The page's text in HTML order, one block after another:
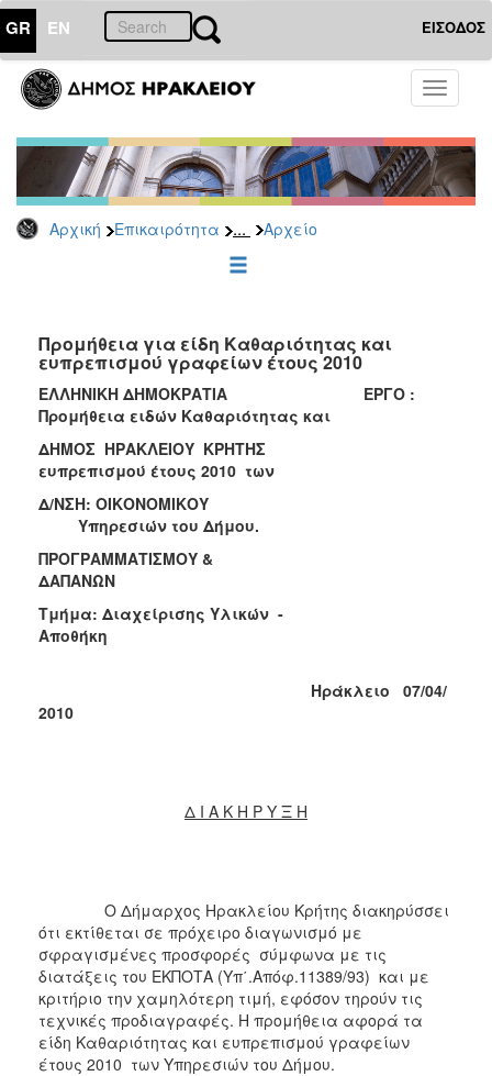
GR EN ΕΙΣΟΔΟΣ
Toggle
Αρχική Επικαιρότητα ... Αρχείο
ΕΠΙΚΑΙΡΟΤΗΤΑ
-
Δημοπρασίες
Αρχείο
2026
2022
2021
2020
2019
2018
2017
2016
2013
Προμήθεια για είδη Καθαριότητας και
ευπρεπισμού γραφείων έτους 2010
ΕΛΛΗΝΙΚΗ ΔΗΜΟΚΡΑΤΙΑ ΕΡΓΟ :
Προμήθεια ειδών Καθαριότητας και
ΔΗΜΟΣ ΗΡΑΚΛΕΙΟΥ ΚΡΗΤΗΣ
ευπρεπισμού έτους 2010 των
Δ/ΝΣΗ: ΟΙΚΟΝΟΜΙΚΟΥ
Υπηρεσιών του Δήμου.
ΠΡΟΓΡΑΜΜΑΤΙΣΜΟΥ &
ΔΑΠΑΝΩΝ
Τμήμα: Διαχείρισης Υλικών -
Αποθήκη
Ηράκλειο 07/04/
2010
Δ Ι Α Κ Η Ρ Υ Ξ Η
Ο Δήμαρχος Ηρακλείου Κρήτης διακηρύσσει
ότι εκτίθεται σε πρόχειρο διαγωνισμό με
σφραγισμένες προσφορές σύμφωνα με τις
διατάξεις του ΕΚΠΟΤΑ (Υπ΄.Απόφ.11389/93) και με
κριτήριο την χαμηλότερη τιμή, εφόσον τηρούν τις
τεχνικές προδιαγραφές. Η προμήθεια αφορά τα
είδη Καθαριότητας και ευπρεπισμού γραφείων
έτους 2010 των Υπηρεσιών του Δήμου.